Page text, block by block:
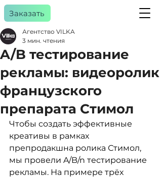
Заказать
a gency
A/B тестирование
рекламы: видеоролик
французского
препарата Стимол
Агентство VILKA
3 мин. чтения
Чтобы создать эффективные
креативы в рамках
препродакшна ролика Стимол,
мы провели A/B/n тестирование
рекламы. На примере трёх